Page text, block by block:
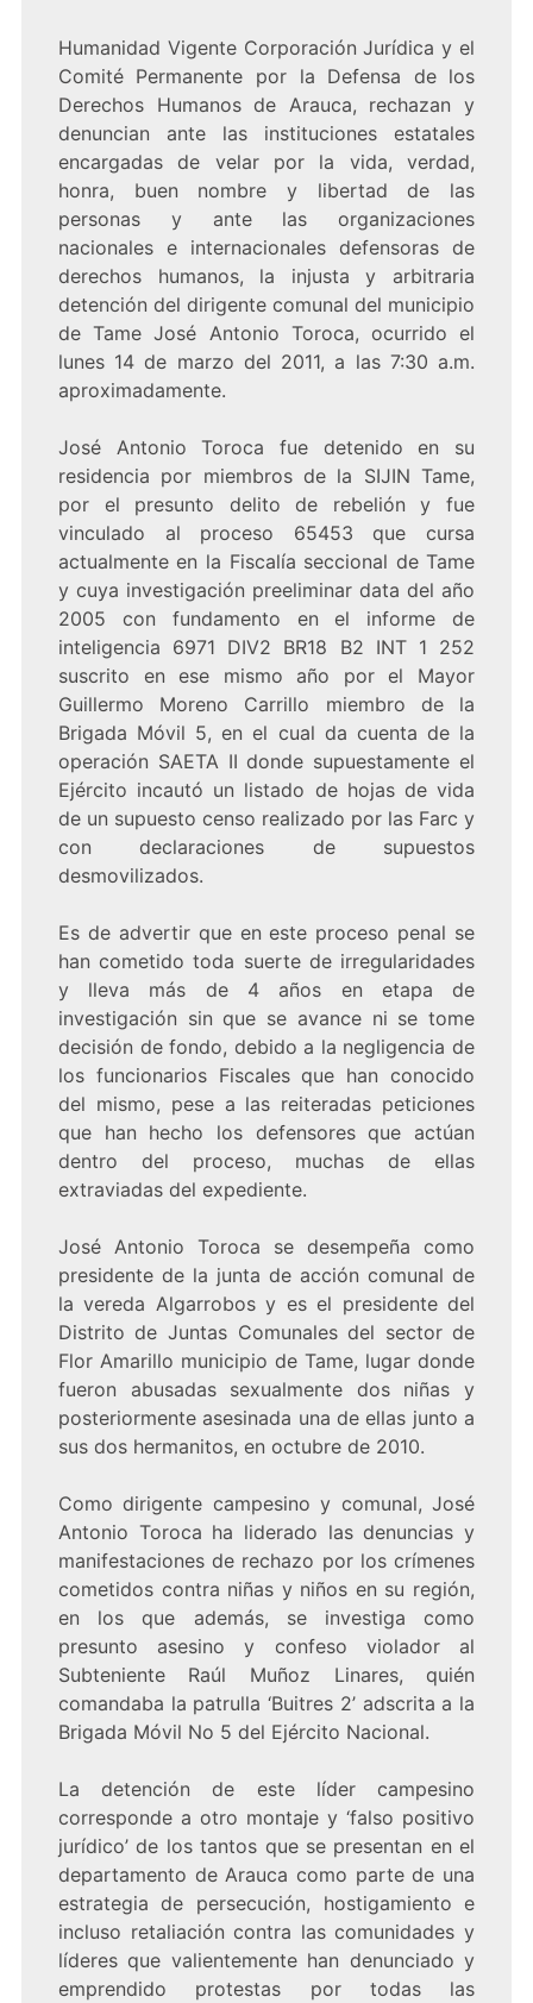
Humanidad Vigente Corporación Jurídica y el
Comité Permanente por la Defensa de los
Derechos Humanos de Arauca, rechazan y
denuncian ante las instituciones estatales
encargadas de velar por la vida, verdad,
honra, buen nombre y libertad de las
personas y ante las organizaciones
nacionales e internacionales defensoras de
derechos humanos, la injusta y arbitraria
detención del dirigente comunal del municipio
de Tame José Antonio Toroca, ocurrido el
lunes 14 de marzo del 2011, a las 7:30 a.m.
aproximadamente.
José Antonio Toroca fue detenido en su
residencia por miembros de la SIJIN Tame,
por el presunto delito de rebelión y fue
vinculado al proceso 65453 que cursa
actualmente en la Fiscalía seccional de Tame
y cuya investigación preeliminar data del año
2005 con fundamento en el informe de
inteligencia 6971 DIV2 BR18 B2 INT 1 252
suscrito en ese mismo año por el Mayor
Guillermo Moreno Carrillo miembro de la
Brigada Móvil 5, en el cual da cuenta de la
operación SAETA II donde supuestamente el
Ejército incautó un listado de hojas de vida
de un supuesto censo realizado por las Farc y
con declaraciones de supuestos
desmovilizados.
Es de advertir que en este proceso penal se
han cometido toda suerte de irregularidades
y lleva más de 4 años en etapa de
investigación sin que se avance ni se tome
decisión de fondo, debido a la negligencia de
los funcionarios Fiscales que han conocido
del mismo, pese a las reiteradas peticiones
que han hecho los defensores que actúan
dentro del proceso, muchas de ellas
extraviadas del expediente.
José Antonio Toroca se desempeña como
presidente de la junta de acción comunal de
la vereda Algarrobos y es el presidente del
Distrito de Juntas Comunales del sector de
Flor Amarillo municipio de Tame, lugar donde
fueron abusadas sexualmente dos niñas y
posteriormente asesinada una de ellas junto a
sus dos hermanitos, en octubre de 2010.
Como dirigente campesino y comunal, José
Antonio Toroca ha liderado las denuncias y
manifestaciones de rechazo por los crímenes
cometidos contra niñas y niños en su región,
en los que además, se investiga como
presunto asesino y confeso violador al
Subteniente Raúl Muñoz Linares, quién
comandaba la patrulla ‘Buitres 2’ adscrita a la
Brigada Móvil No 5 del Ejército Nacional.
La detención de este líder campesino
corresponde a otro montaje y ‘falso positivo
jurídico’ de los tantos que se presentan en el
departamento de Arauca como parte de una
estrategia de persecución, hostigamiento e
incluso retaliación contra las comunidades y
líderes que valientemente han denunciado y
emprendido protestas por todas las